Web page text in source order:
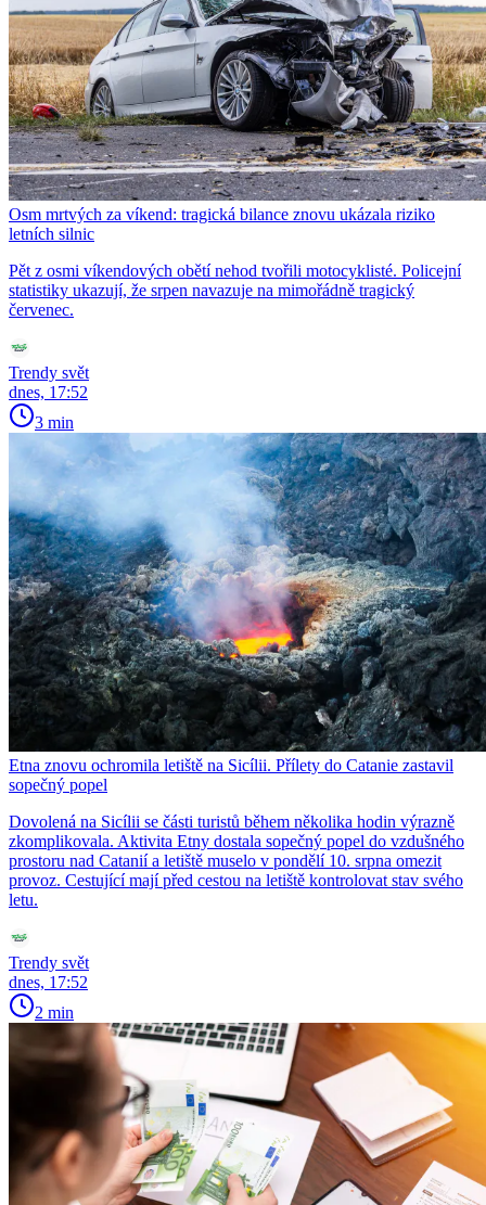
Osm mrtvých za víkend: tragická bilance znovu ukázala riziko
letních silnic
Pět z osmi víkendových obětí nehod tvořili motocyklisté. Policejní
statistiky ukazují, že srpen navazuje na mimořádně tragický
červenec.
Trendy svět
dnes, 17:52
3 min
Etna znovu ochromila letiště na Sicílii. Přílety do Catanie zastavil
sopečný popel
Dovolená na Sicílii se části turistů během několika hodin výrazně
zkomplikovala. Aktivita Etny dostala sopečný popel do vzdušného
prostoru nad Catanií a letiště muselo v pondělí 10. srpna omezit
provoz. Cestující mají před cestou na letiště kontrolovat stav svého
letu.
Trendy svět
dnes, 17:52
2 min